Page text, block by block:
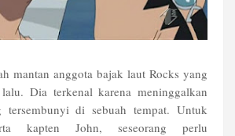
mantan anggota bajak laut Rocks yang
Dia terkenal karena meninggalkan
tersembunyi di sebuah tempat. Untuk
kapten John, seseorang perlu